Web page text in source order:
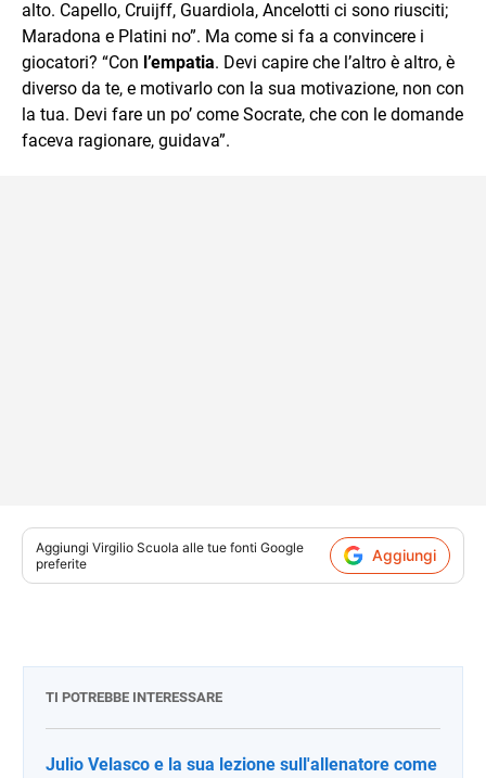
alto. Capello, Cruijff, Guardiola, Ancelotti ci sono riusciti;
Maradona e Platini no”. Ma come si fa a convincere i
giocatori? “Con l’empatia. Devi capire che l’altro è altro, è
diverso da te, e motivarlo con la sua motivazione, non con
la tua. Devi fare un po’ come Socrate, che con le domande
faceva ragionare, guidava”.
Aggiungi Virgilio Scuola alle tue fonti Google
preferite
Aggiungi
TI POTREBBE INTERESSARE
Julio Velasco e la sua lezione sull'allenatore come